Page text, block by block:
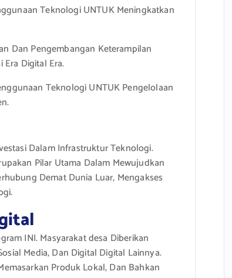
Teknologi UNTUK Meningkatkan
Dan Pengembangan Keterampilan
Digital Era.
Teknologi UNTUK Pengelolaan
Dalam Infrastruktur Teknologi.
Pilar Utama Dalam Mewujudkan
Demat Dunia Luar, Mengakses
INI. Masyarakat desa Diberikan
Media, Dan Digital Digital Lainnya.
Produk Lokal, Dan Bahkan